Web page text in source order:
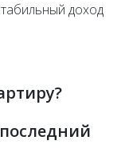
доход